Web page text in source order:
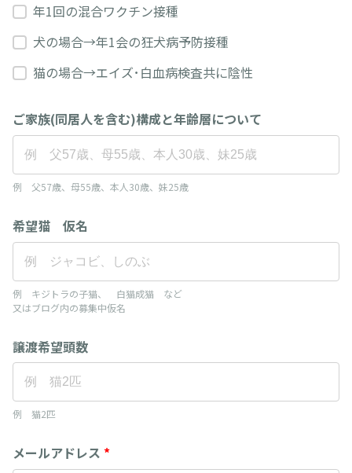
年1回の混合ワクチン接種
犬の場合→年1会の狂犬病予防接種
猫の場合→エイズ･白血病検査共に陰性
ご家族(同居人を含む)構成と年齢層について
例 父57歳、母55歳、本人30歳、妹25歳
希望猫 仮名
例 キジトラの子猫、 白猫成猫 など
又はブログ内の募集中仮名
譲渡希望頭数
例 猫2匹
メールアドレス *